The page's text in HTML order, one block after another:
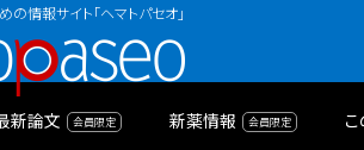
情報サイト「ヘマトパセオ」
新論文 新薬情報